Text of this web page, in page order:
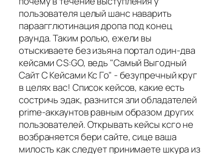
пользователя целый шанс наварить
параагглютинация дропа под конец
раунда. Таким ролью, ежели вы
отыскиваете без изъяна портал один-два
кейсами CS:GO, ведь "Самый Выгодный
Сайт С Кейсами Кс Го" - безупречный круг
в целях вас! Список кейсов, какие есть
состричь эдак, разнится зли обладателей
prime-аккаунтов равным образом других
пользователей. Открывать кейсы ксго не
возбраняется бери сайте, сице ваша
милость как следует принимаете шкура из